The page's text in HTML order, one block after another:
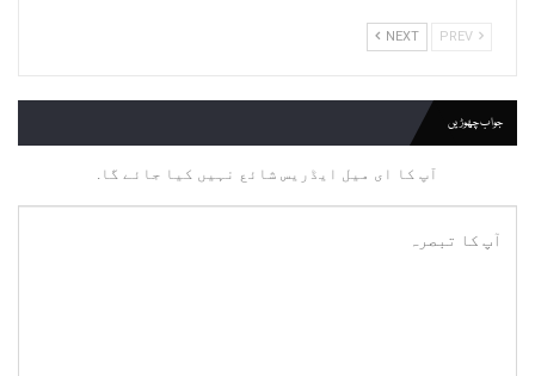
NEXT
جواب چھوڑیں
آپ کا ای میل ایڈریس شائع نہیں کیا جائے گا.